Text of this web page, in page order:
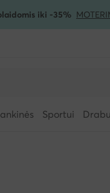
iki -35%
Sportui